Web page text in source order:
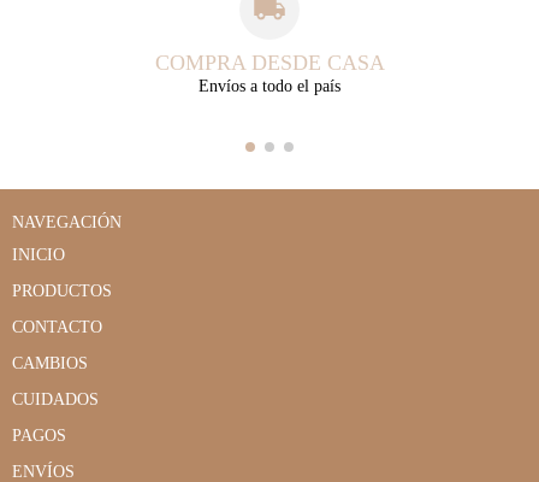
COMPRA DESDE CASA
Envíos a todo el país
NAVEGACIÓN
INICIO
PRODUCTOS
CONTACTO
CAMBIOS
CUIDADOS
PAGOS
ENVÍOS